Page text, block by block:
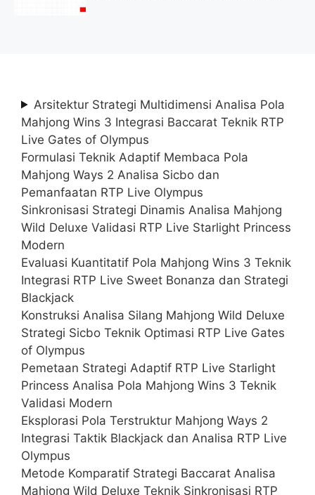
Arsitektur Strategi Multidimensi Analisa Pola
Mahjong Wins 3 Integrasi Baccarat Teknik RTP
Live Gates of Olympus
Formulasi Teknik Adaptif Membaca Pola
Mahjong Ways 2 Analisa Sicbo dan
Pemanfaatan RTP Live Olympus
Sinkronisasi Strategi Dinamis Analisa Mahjong
Wild Deluxe Validasi RTP Live Starlight Princess
Modern
Evaluasi Kuantitatif Pola Mahjong Wins 3 Teknik
Integrasi RTP Live Sweet Bonanza dan Strategi
Blackjack
Konstruksi Analisa Silang Mahjong Wild Deluxe
Strategi Sicbo Teknik Optimasi RTP Live Gates
of Olympus
Pemetaan Strategi Adaptif RTP Live Starlight
Princess Analisa Pola Mahjong Wins 3 Teknik
Validasi Modern
Eksplorasi Pola Terstruktur Mahjong Ways 2
Integrasi Taktik Blackjack dan Analisa RTP Live
Olympus
Metode Komparatif Strategi Baccarat Analisa
Mahjong Wild Deluxe Teknik Sinkronisasi RTP